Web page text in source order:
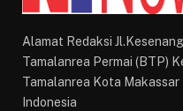
Alamat Redaksi
Tamalanrea Permai (BTP)
Tamalanrea Kota
Indonesia